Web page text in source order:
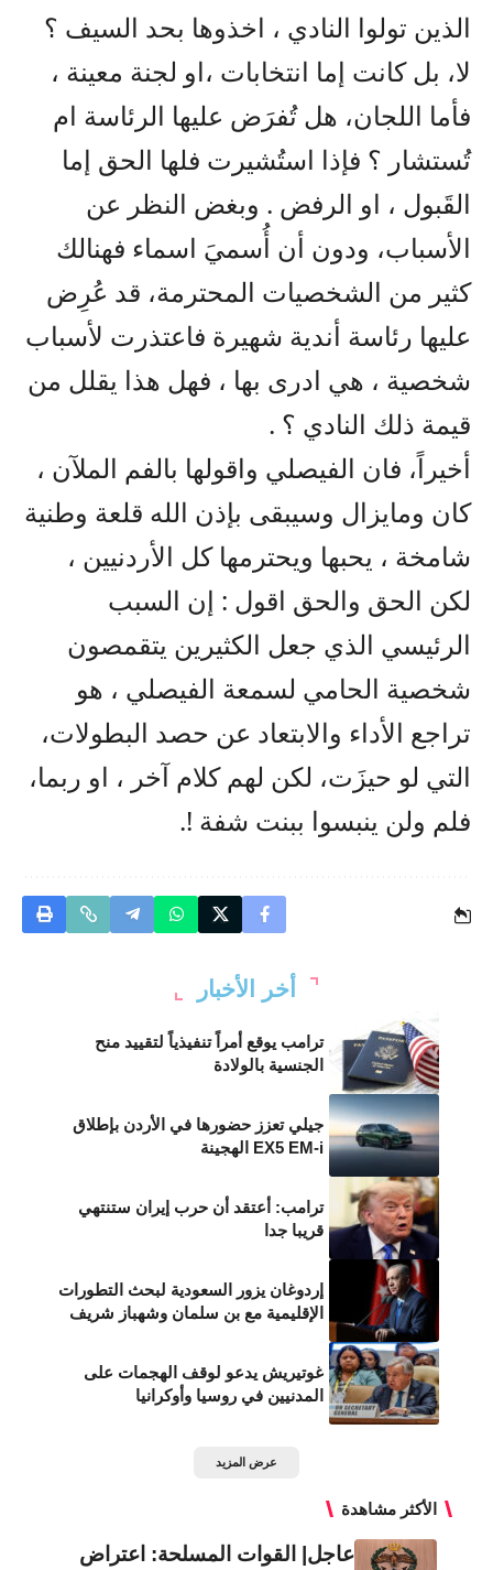
الذين تولوا النادي ، اخذوها بحد السيف ؟
لا، بل كانت إما انتخابات ،او لجنة معينة ،
فأما اللجان، هل تُفرَض عليها الرئاسة ام
تُستشار ؟ فإذا استُشيرت فلها الحق إما
القَبول ، او الرفض . وبغض النظر عن
الأسباب، ودون أن أُسميَ اسماء فهنالك
كثير من الشخصيات المحترمة، قد عُرِض
عليها رئاسة أندية شهيرة فاعتذرت لأسباب
شخصية ، هي ادرى بها ، فهل هذا يقلل من
قيمة ذلك النادي ؟ .
أخيراً، فان الفيصلي واقولها بالفم الملآن ،
كان ومايزال وسيبقى بإذن الله قلعة وطنية
شامخة ، يحبها ويحترمها كل الأردنيين ،
لكن الحق والحق اقول : إن السبب
الرئيسي الذي جعل الكثيرين يتقمصون
شخصية الحامي لسمعة الفيصلي ، هو
تراجع الأداء والابتعاد عن حصد البطولات،
التي لو حيزَت، لكن لهم كلام آخر ، او ربما،
فلم ولن ينبسوا ببنت شفة !.
أخر الأخبار
ترامب يوقع أمراً تنفيذياً لتقييد منح
الجنسية بالولادة
جيلي تعزز حضورها في الأردن بإطلاق
EX5 EM-i الهجينة
ترامب: أعتقد أن حرب إيران ستنتهي
قريبا جدا
إردوغان يزور السعودية لبحث التطورات
الإقليمية مع بن سلمان وشهباز شريف
غوتيريش يدعو لوقف الهجمات على
المدنيين في روسيا وأوكرانيا
عرض المزيد
الأكثر مشاهدة
عاجل| القوات المسلحة: اعتراض